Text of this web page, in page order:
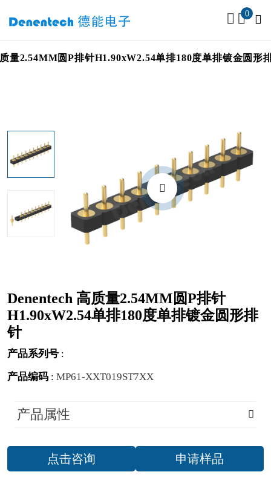
0
圆P排针H1.90xW2.54单排180度单排镀金圆形排针
Denentech 高质量2.54MM圆P排针
H1.90xW2.54单排180度单排镀金圆形排
针
产品系列号 :
产品编码 : MP61-XXT019ST7XX
产品属性
点击咨询 申请样品